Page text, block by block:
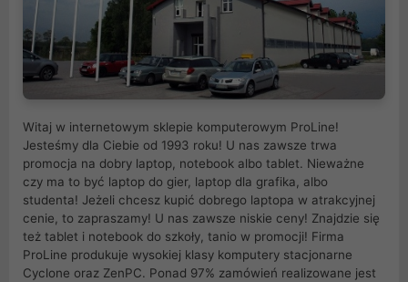
Witaj w internetowym sklepie komputerowym ProLine!
Jesteśmy dla Ciebie od 1993 roku! U nas zawsze trwa
promocja na dobry laptop, notebook albo tablet. Nieważne
czy ma to być laptop do gier, laptop dla grafika, albo
studenta! Jeżeli chcesz kupić dobrego laptopa w atrakcyjnej
cenie, to zapraszamy! U nas zawsze niskie ceny! Znajdzie się
też tablet i notebook do szkoły, tanio w promocji! Firma
ProLine produkuje wysokiej klasy komputery stacjonarne
Cyclone oraz ZenPC. Ponad 97% zamówień realizowane jest